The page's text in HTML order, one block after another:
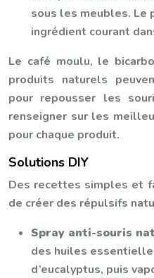
sous les meubles. Le
ingrédient courant
Le café moulu, le
produits naturels
pour repousser les
renseigner sur les
pour chaque produit.
Solutions DIY
Des recettes simples et
de créer des répulsifs
Spray anti-souris
des huiles
d’eucalyptus, puis